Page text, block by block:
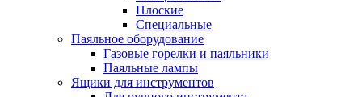
Плоские
Специальные
Паяльное оборудование
Газовые горелки и паяльники
Паяльные лампы
Ящики для инструментов